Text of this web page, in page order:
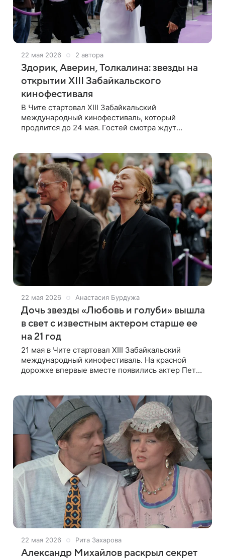
22 мая 2026 2 автора
Здорик, Аверин, Толкалина: звезды на
открытии XIII Забайкальского
кинофестиваля
В Чите стартовал XIII Забайкальский
международный кинофестиваль, который
продлится до 24 мая. Гостей смотра ждут
лаборатории и
22 мая 2026 Анастасия Бурдужа
Дочь звезды «Любовь и голуби» вышла
в свет с известным актером старше ее
на 21 год
21 мая в Чите стартовал XIII Забайкальский
международный кинофестиваль. На красной
дорожке впервые вместе появились актер Петр
22 мая 2026 Рита Захарова
Александр Михайлов раскрыл секрет